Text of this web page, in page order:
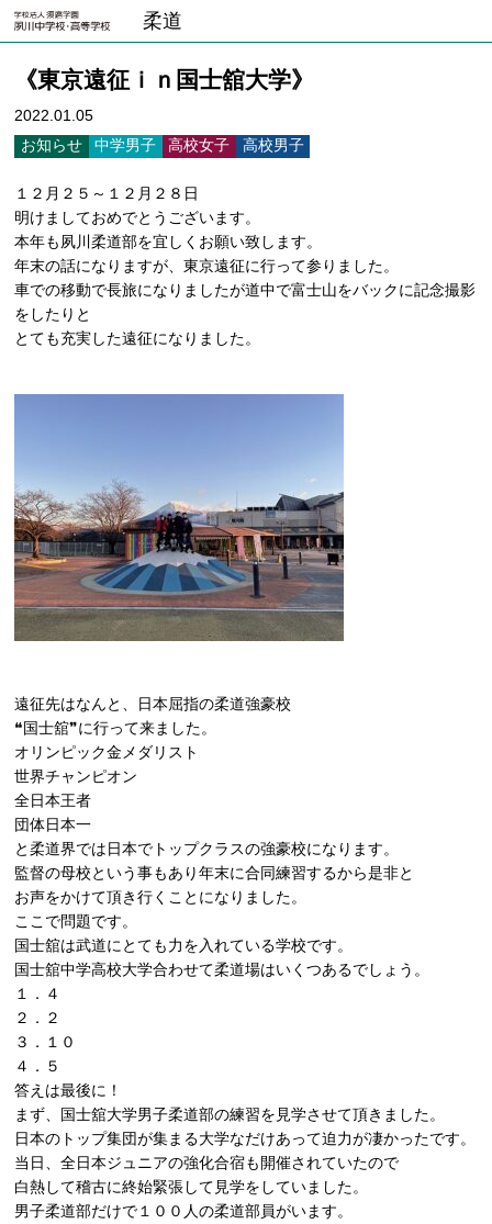
柔道
《東京遠征ｉｎ国士舘大学》
2022.01.05
お知らせ
中学男子 高校女子 高校男子
１２月２５～１２月２８日
明けましておめでとうございます。
本年も夙川柔道部を宜しくお願い致します。
年末の話になりますが、東京遠征に行って参りました。
車での移動で長旅になりましたが道中で富士山をバックに記念撮影
をしたりと
とても充実した遠征になりました。
遠征先はなんと、日本屈指の柔道強豪校
❝国士舘❞に行って来ました。
オリンピック金メダリスト
世界チャンピオン
全日本王者
団体日本一
と柔道界では日本でトップクラスの強豪校になります。
監督の母校という事もあり年末に合同練習するから是非と
お声をかけて頂き行くことになりました。
ここで問題です。
国士舘は武道にとても力を入れている学校です。
国士舘中学高校大学合わせて柔道場はいくつあるでしょう。
１．４
２．２
３．１０
４．５
答えは最後に！
まず、国士舘大学男子柔道部の練習を見学させて頂きました。
日本のトップ集団が集まる大学なだけあって迫力が凄かったです。
当日、全日本ジュニアの強化合宿も開催されていたので
白熱して稽古に終始緊張して見学をしていました。
男子柔道部だけで１００人の柔道部員がいます。